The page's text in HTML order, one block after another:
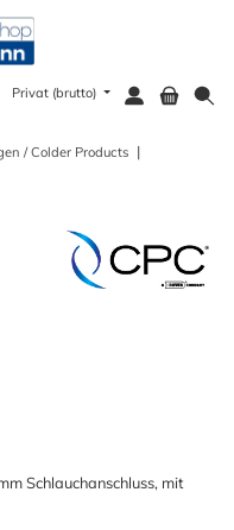
Privat (brutto)
/ Colder Products |